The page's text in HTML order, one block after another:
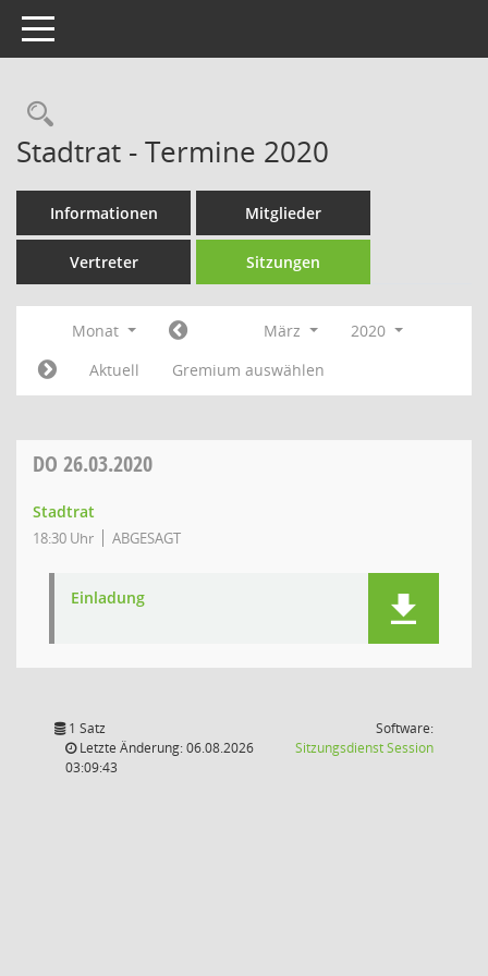
Toggle navigation
Rechercheauswahl
Stadtrat - Termine 2020
Informationen Mitglieder
Vertreter Sitzungen
Monat März
2020
Aktuell
Gremium auswählen
DO 26.03.2020
Stadtrat
18:30 Uhr ABGESAGT
Einladung
1 Satz
Letzte Änderung: 06.08.2026
03:09:43
Software:
SitzungsdienstSession(Wird in